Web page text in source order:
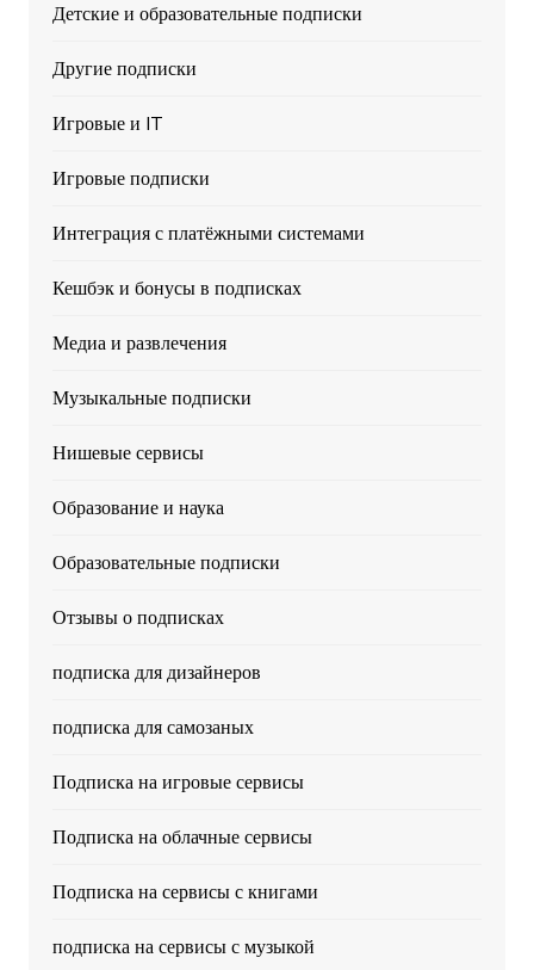
Детские и образовательные подписки
Другие подписки
Игровые и IT
Игровые подписки
Интеграция с платёжными системами
Кешбэк и бонусы в подписках
Медиа и развлечения
Музыкальные подписки
Нишевые сервисы
Образование и наука
Образовательные подписки
Отзывы о подписках
подписка для дизайнеров
подписка для самозаных
Подписка на игровые сервисы
Подписка на облачные сервисы
Подписка на сервисы с книгами
подписка на сервисы с музыкой